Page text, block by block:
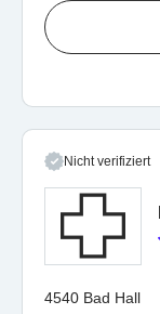
Nicht verifiziert
4540 Bad Hall